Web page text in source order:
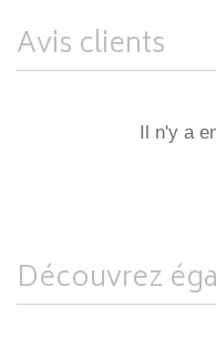
Avis clients
Il n'y a
Découvrez